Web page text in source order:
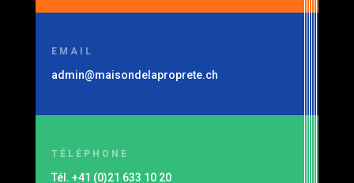
EMAIL
admin@maisondelaproprete.ch
TÉLÉPHONE
Tél. +41 (0)21 633 10 20